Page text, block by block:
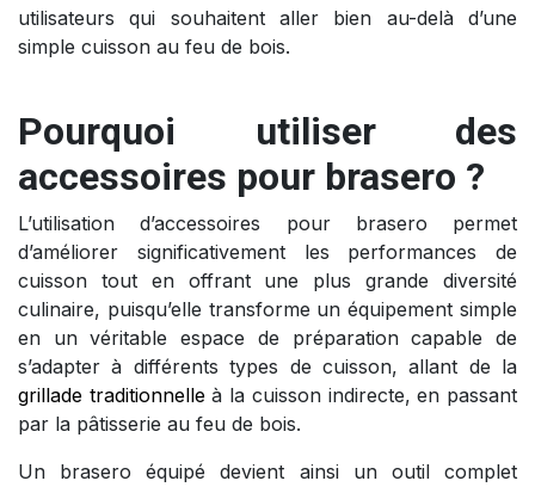
utilisateurs qui souhaitent aller bien au-delà d’une
simple cuisson au feu de bois.
Pourquoi utiliser des
accessoires pour brasero ?
L’utilisation d’accessoires pour brasero permet
d’améliorer significativement les performances de
cuisson tout en offrant une plus grande diversité
culinaire, puisqu’elle transforme un équipement simple
en un véritable espace de préparation capable de
s’adapter à différents types de cuisson, allant de la
grillade traditionnelleà la cuisson indirecte, en passant
par la pâtisserie au feu de bois.
Un brasero équipé devient ainsi un outil complet